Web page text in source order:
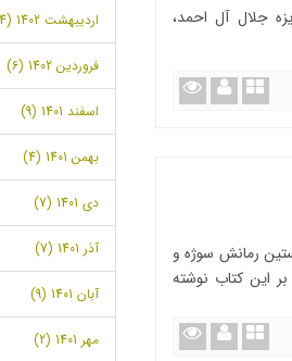
جلال آل احمد،
رمانش سوژه و
این کتاب نوشته
اردیبهشت 1402 (4)
فروردین 1402 (6)
اسفند 1401 (9)
بهمن 1401 (4)
دی 1401 (7)
آذر 1401 (7)
آبان 1401 (9)
مهر 1401 (2)